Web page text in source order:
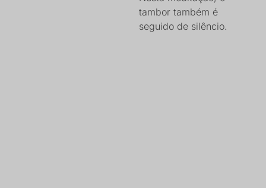
tambor também é
seguido de silêncio.